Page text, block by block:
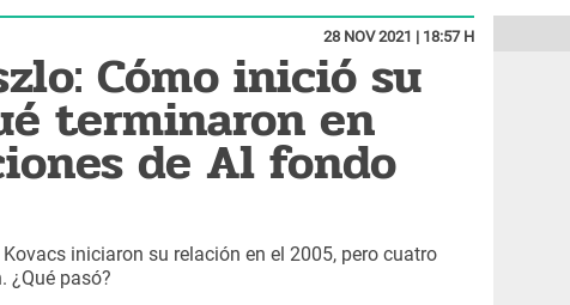
28 NOV 2021 | 18:57 H
Cómo inició su
terminaron en
de Al fondo
iniciaron su relación en el 2005, pero cuatro
¿Qué pasó?